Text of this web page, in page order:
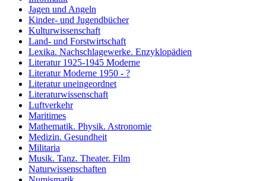
Jagen und Angeln
Kinder- und Jugendbücher
Kulturwissenschaft
Land- und Forstwirtschaft
Lexika. Nachschlagewerke. Enzyklopädien
Literatur 1925-1945 Moderne
Literatur Moderne 1950 - ?
Literatur uneingeordnet
Literaturwissenschaft
Luftverkehr
Maritimes
Mathematik. Physik. Astronomie
Medizin. Gesundheit
Militaria
Musik. Tanz. Theater. Film
Naturwissenschaften